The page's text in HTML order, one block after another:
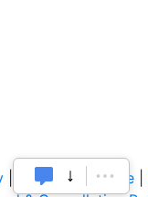
Terms of Service